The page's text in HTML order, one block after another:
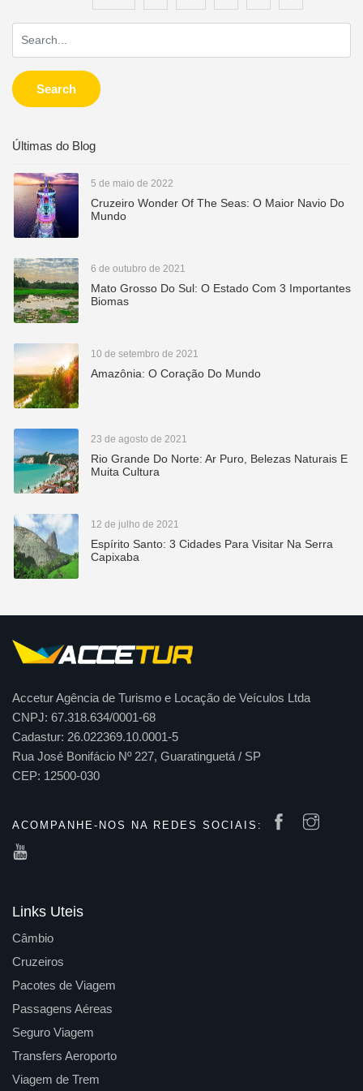
Search
Últimas do Blog
5 de maio de 2022
Cruzeiro Wonder Of The Seas: O Maior Navio Do
Mundo
6 de outubro de 2021
Mato Grosso Do Sul: O Estado Com 3 Importantes
Biomas
10 de setembro de 2021
Amazônia: O Coração Do Mundo
23 de agosto de 2021
Rio Grande Do Norte: Ar Puro, Belezas Naturais E
Muita Cultura
12 de julho de 2021
Espírito Santo: 3 Cidades Para Visitar Na Serra
Capixaba
Accetur Agência de Turismo e Locação de Veículos Ltda
CNPJ: 67.318.634/0001-68
Cadastur: 26.022369.10.0001-5
Rua José Bonifácio Nº 227, Guaratinguetá / SP
CEP: 12500-030
ACOMPANHE-NOS NA REDES SOCIAIS:
Links Uteis
Câmbio
Cruzeiros
Pacotes de Viagem
Passagens Aéreas
Seguro Viagem
Transfers Aeroporto
Viagem de Trem